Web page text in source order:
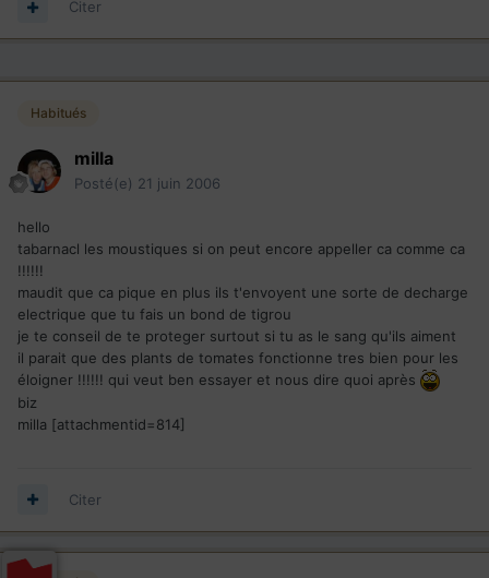
Citer
Habitués
milla
Posté(e) 21 juin 2006
hello
tabarnacl les moustiques si on peut encore appeller ca comme ca
!!!!!!
maudit que ca pique en plus ils t'envoyent une sorte de decharge
electrique que tu fais un bond de tigrou
je te conseil de te proteger surtout si tu as le sang qu'ils aiment
il parait que des plants de tomates fonctionne tres bien pour les
éloigner !!!!!! qui veut ben essayer et nous dire quoi après
biz
milla [attachmentid=814]
Citer